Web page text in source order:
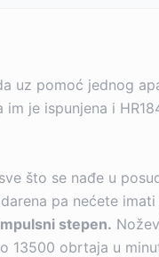
uz pomoć jednog
je ispunjena i
što se nađe u
pa nećete
stepen.
13500 obrtaja u